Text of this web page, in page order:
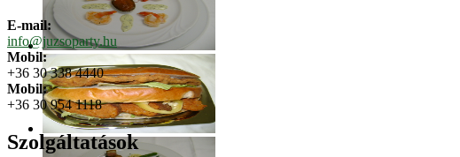
E-mail:
info@juzsoparty.hu
Mobil:
+36 30 338 4440
Mobil:
+36 30 954 1118
Szolgáltatások